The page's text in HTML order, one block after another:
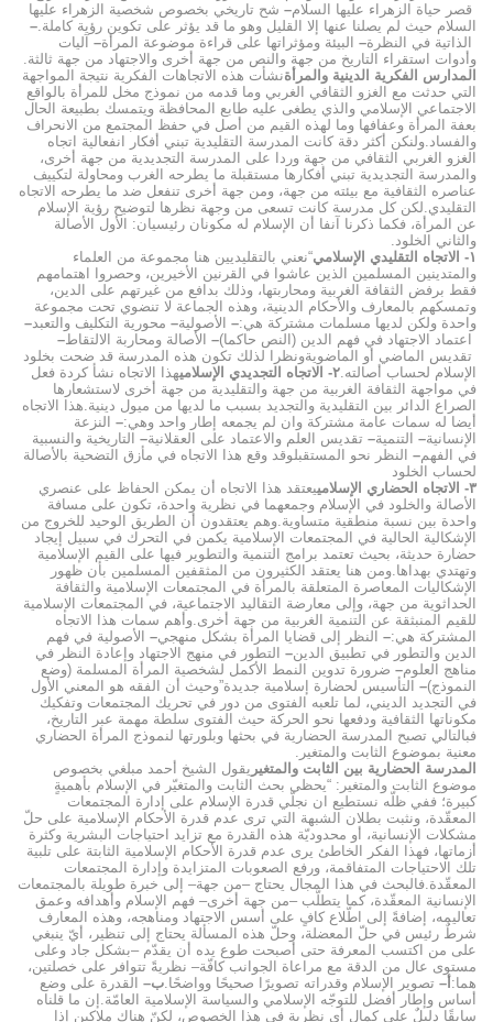
قصر حياة الزهراء عليها السلام– شح تاريخي بخصوص شخصية الزهراء عليها
السلام حيث لم يصلنا عنها إلا القليل وهو ما قد يؤثر على تكوين رؤية كاملة.–
الذاتية في النظرة– البيئة ومؤثراتها على قراءة موضوعة المرأة– آليات
وأدوات استقراء التاريخ من جهة والنص من جهة أخرى والاجتهاد من جهة ثالثة.
المدارس الفكرية الدينية والمرأةنشأت هذه الاتجاهات الفكرية نتيجة المواجهة
التي حدثت مع الغزو الثقافي الغربي وما قدمه من نموذج مخل للمرأة بالواقع
الاجتماعي الإسلامي والذي يطغى عليه طابع المحافظة ويتمسك بطبيعة الحال
بعفة المرأة وعفافها وما لهذه القيم من أصل في حفظ المجتمع من الانحراف
والفساد.ولنكن أكثر دقة كانت المدرسة التقليدية تبني أفكار انفعالية اتجاه
الغزو الغربي الثقافي من جهة وردا على المدرسة التجديدية من جهة أخرى،
والمدرسة التجديدية تبني أفكارها مستقبلة ما يطرحه الغرب ومحاولة لتكييف
عناصره الثقافية مع بيئته من جهة، ومن جهة أخرى تنفعل ضد ما يطرحه الاتجاه
التقليدي.لكن كل مدرسة كانت تسعى من وجهة نظرها لتوضيح رؤية الإسلام
عن المرأة، فكما ذكرنا آنفا أن الإسلام له مكونان رئيسيان: الأول الأصالة
والثاني الخلود.
١- الاتجاه التقليدي الإسلامي
“نعني بالتقليديين هنا مجموعة من العلماء
والمتدينين المسلمين الذين عاشوا في القرنين الأخيرين، وحصروا اهتمامهم
فقط برفض الثقافة الغربية ومحاربتها، وذلك بدافع من غيرتهم على الدين،
وتمسكهم بالمعارف والأحكام الدينية، وهذه الجماعة لا تنضوي تحت مجموعة
واحدة ولكن لديها مسلمات مشتركة هي:– الأصولية– محورية التكليف والتعبد–
اعتماد الاجتهاد في فهم الدين (النص حاكما)– الأصالة ومحاربة الالتقاط–
تقديس الماضي أو الماضويةونظرا لذلك تكون هذه المدرسة قد ضحت بخلود
الإسلام لحساب أصالته.٢- الاتجاه التجديدي الإسلامي
هذا الاتجاه نشأ كردة فعل
في مواجهة الثقافة الغربية من جهة والتقليدية من جهة أخرى لاستشعارها
الصراع الدائر بين التقليدية والتجديد بسبب ما لديها من ميول دينية.هذا الاتجاه
أيضا له سمات عامة مشتركة وان لم يجمعه إطار واحد وهي:– النزعة
الإنسانية– التنمية– تقديس العلم والاعتماد على العقلانية– التاريخية والنسبية
في الفهم– النظر نحو المستقبلوقد وقع هذا الاتجاه في مأزق التضحية بالأصالة
لحساب الخلود
٣- الاتجاه الحضاري الإسلامي
يعتقد هذا الاتجاه أن يمكن الحفاظ على عنصري
الأصالة والخلود في الإسلام وجمعهما في نظرية واحدة، تكون على مسافة
واحدة بين نسبة منطقية متساوية.وهم يعتقدون أن الطريق الوحيد للخروج من
الإشكالية الحالية في المجتمعات الإسلامية يكمن في التحرك في سبيل إيجاد
حضارة حديثة، بحيث تعتمد برامج التنمية والتطوير فيها على القيم الإسلامية
وتهتدي بهداها.ومن هنا يعتقد الكثيرون من المثقفين المسلمين بأن ظهور
الإشكاليات المعاصرة المتعلقة بالمرأة في المجتمعات الإسلامية والثقافة
الحداثوية من جهة، وإلى معارضة التقاليد الاجتماعية، في المجتمعات الإسلامية
للقيم المنبثقة عن التنمية الغربية من جهة أخرى.وأهم سمات هذا الاتجاه
المشتركة هي:– النظر إلى قضايا المرأة بشكل منهجي– الأصولية في فهم
الدين والتطور في تطبيق الدين– التطور في منهج الاجتهاد وإعادة النظر في
مناهج العلوم– ضرورة تدوين النمط الأكمل لشخصية المرأة المسلمة (وضع
النموذج)– التأسيس لحضارة إسلامية جديدة”وحيث أن الفقه هو المعني الأول
في التجديد الديني، لما تلعبه الفتوى من دور في تحريك المجتمعات وتفكيك
مكوناتها الثقافية ودفعها نحو الحركة حيث الفتوى سلطة مهمة عبر التاريخ،
فبالتالي تصبح المدرسة الحضارية في بحثها وبلورتها لنموذج المرأة الحضاري
معنية بموضوع الثابت والمتغير.
المدرسة الحضارية بين الثابت والمتغير يقول الشيخ أحمد مبلغي بخصوص
موضوع الثابت والمتغير: “يحظى بحث الثابت والمتغيّر في الإسلام بأهميةٍ
كبيرة؛ ففي ظلّه نستطيع ان نجلّي قدرة الإسلام على إدارة المجتمعات
المعقّدة، ونثبت بطلان الشبهة التي ترى عدم قدرة الأحكام الإسلامية على حلّ
مشكلات الإنسانية، أو محدوديّة هذه القدرة مع تزايد احتياجات البشرية وكثرة
أزماتها، فهذا الفكر الخاطئ يرى عدم قدرة الأحكام الإسلامية الثابتة على تلبية
تلك الاحتياجات المتفاقمة، ورفع الصعوبات المتزايدة وإدارة المجتمعات
المعقّدة.فالبحث في هذا المجال يحتاج –من جهة– إلى خبرة طويلة بالمجتمعات
الإنسانية المعقّدة، كما يتطلّب –من جهة أخرى– فهم الإسلام وأهدافه وعمق
تعاليمه، إضافةً إلى اطّلاع كافٍ على أسس الاجتهاد ومناهجه، وهذه المعارف
شرطٌ رئيس في حلّ المعضلة، وحلّ هذه المسألة يحتاج إلى تنظير، أيّ ينبغي
على من اكتسب المعرفة حتى أصبحت طوع يده أن يقدّم –بشكل جاد وعلى
مستوى عال من الدقة مع مراعاة الجوانب كافّة– نظريةً تتوافر على خصلتين،
هما: أ– تصوير الإسلام وقدراته تصويرًا صحيحًا وواضحًا.ب– القدرة على وضع
أساس وإطار أفضل للتوجّه الإسلامي والسياسة الإسلامية العامّة.إن ما قلناه
سابقًا دليلٌ على كمال أي نظرية في هذا الخصوص، لكنّ هناك ملاكين إذا